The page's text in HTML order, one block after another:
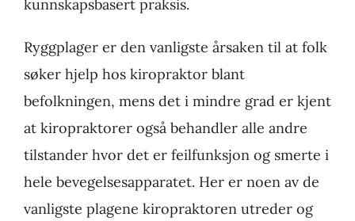
kunnskapsbasert praksis.
Ryggplager er den vanligste årsaken til at folk
søker hjelp hos kiropraktor blant
befolkningen, mens det i mindre grad er kjent
at kiropraktorer også behandler alle andre
tilstander hvor det er feilfunksjon og smerte i
hele bevegelsesapparatet. Her er noen av de
vanligste plagene kiropraktoren utreder og